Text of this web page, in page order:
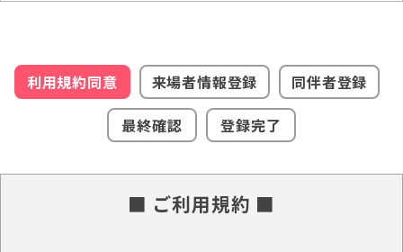
利用規約同意 来場者情報登録
同伴者登録
最終確認
登録完了
■ ご利用規約 ■